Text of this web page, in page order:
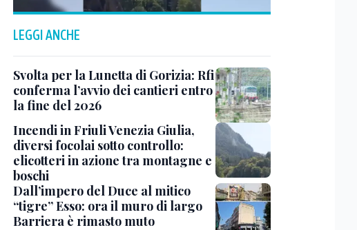
LEGGI ANCHE
Svolta per la Lunetta di Gorizia: Rfi
conferma l’avvio dei cantieri entro
la fine del 2026
Incendi in Friuli Venezia Giulia,
diversi focolai sotto controllo:
elicotteri in azione tra montagne e
boschi
Dall’impero del Duce al mitico
“tigre” Esso: ora il muro di largo
Barriera è rimasto muto